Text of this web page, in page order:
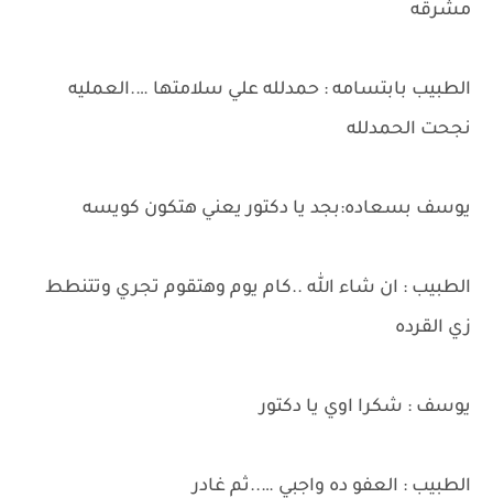
مشرقه
الطبيب بابتسامه : حمدلله علي سلامتها ….العمليه
نجحت الحمدلله
يوسف بسعاده:بجد يا دكتور يعني هتكون كويسه
الطبيب : ان شاء الله ..كام يوم وهتقوم تجري وتتنطط
زي القرده
يوسف : شكرا اوي يا دكتور
الطبيب : العفو ده واجبي …..ثم غادر